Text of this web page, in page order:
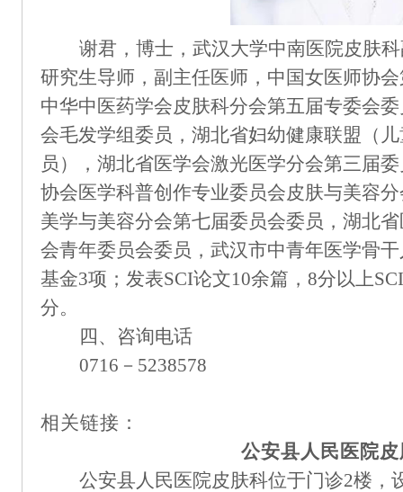
谢君，博士，武汉大学中南医院皮肤
研究生导师，副主任医师，中国女医师协
中华中医药学会皮肤科分会第五届专委会
会毛发学组委员，湖北省妇幼健康联盟（
员），湖北省医学会激光医学分会第三届
协会医学科普创作专业委员会皮肤与美容
美学与美容分会第七届委员会委员，湖北
会青年委员会委员，武汉市中青年医学骨
基金3项；发表SCI论文10余篇，8分以上
分。
四、咨询电话
0716－5238578
相关链接：
公安县人民医院
公安县人民医院皮肤科位于门诊2楼 ，